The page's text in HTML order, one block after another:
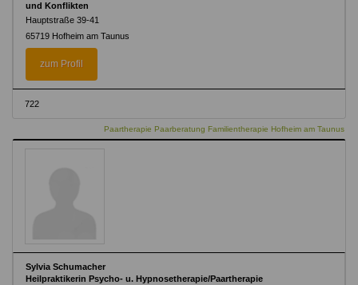
und Konflikten
Hauptstraße 39-41
65719 Hofheim am Taunus
zum Profil
722
Paartherapie Paarberatung Familientherapie Hofheim am Taunus
Sylvia Schumacher
Heilpraktikerin Psycho- u. Hypnosetherapie/Paartherapie